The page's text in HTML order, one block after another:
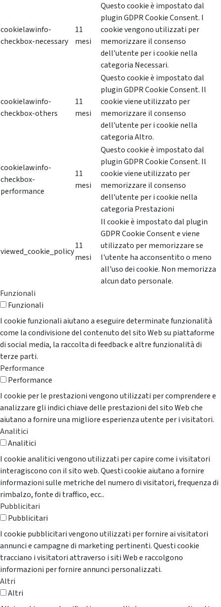
cookielawinfo-
checkbox-necessary
11
mesi
Questo cookie è impostato dal
plugin GDPR Cookie Consent. I
cookie vengono utilizzati per
memorizzare il consenso
dell'utente per i cookie nella
categoria Necessari.
cookielawinfo-
checkbox-others
11
mesi
Questo cookie è impostato dal
plugin GDPR Cookie Consent. Il
cookie viene utilizzato per
memorizzare il consenso
dell'utente per i cookie nella
categoria Altro.
cookielawinfo-
checkbox-
performance
11
mesi
Questo cookie è impostato dal
plugin GDPR Cookie Consent. Il
cookie viene utilizzato per
memorizzare il consenso
dell'utente per i cookie nella
categoria Prestazioni
viewed_cookie_policy
11
mesi
Il cookie è impostato dal plugin
GDPR Cookie Consent e viene
utilizzato per memorizzare se
l'utente ha acconsentito o meno
all'uso dei cookie. Non memorizza
alcun dato personale.
Funzionali
Funzionali
I cookie funzionali aiutano a eseguire determinate funzionalità
come la condivisione del contenuto del sito Web su piattaforme
di social media, la raccolta di feedback e altre funzionalità di
terze parti.
Performance
Performance
I cookie per le prestazioni vengono utilizzati per comprendere e
analizzare gli indici chiave delle prestazioni del sito Web che
aiutano a fornire una migliore esperienza utente per i visitatori.
Analitici
Analitici
I cookie analitici vengono utilizzati per capire come i visitatori
interagiscono con il sito web. Questi cookie aiutano a fornire
informazioni sulle metriche del numero di visitatori, frequenza di
rimbalzo, fonte di traffico, ecc..
Pubblicitari
Pubblicitari
I cookie pubblicitari vengono utilizzati per fornire ai visitatori
annunci e campagne di marketing pertinenti. Questi cookie
tracciano i visitatori attraverso i siti Web e raccolgono
informazioni per fornire annunci personalizzati.
Altri
Altri